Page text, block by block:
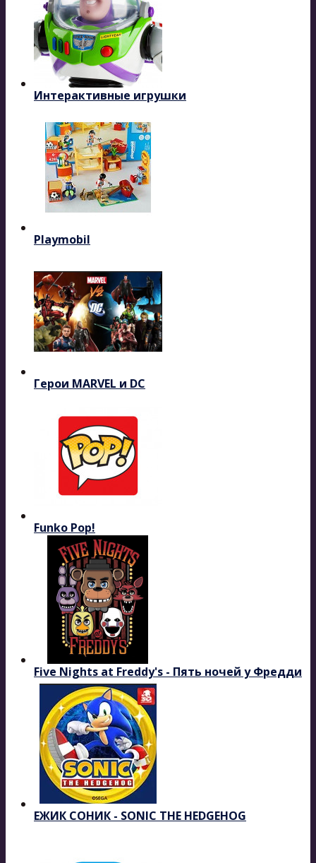
Интерактивные игрушки
Playmobil
Герои MARVEL и DC
Funko Pop!
Five Nights at Freddy's - Пять ночей у Фредди
ЕЖИК СОНИК - SONIC THE HEDGEHOG